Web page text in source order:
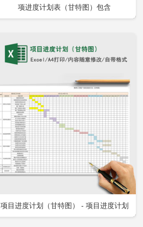
项进度计划表（甘特图）包含
添加收藏 立即下载
项目进度计划（甘特图） - 项目进度计划